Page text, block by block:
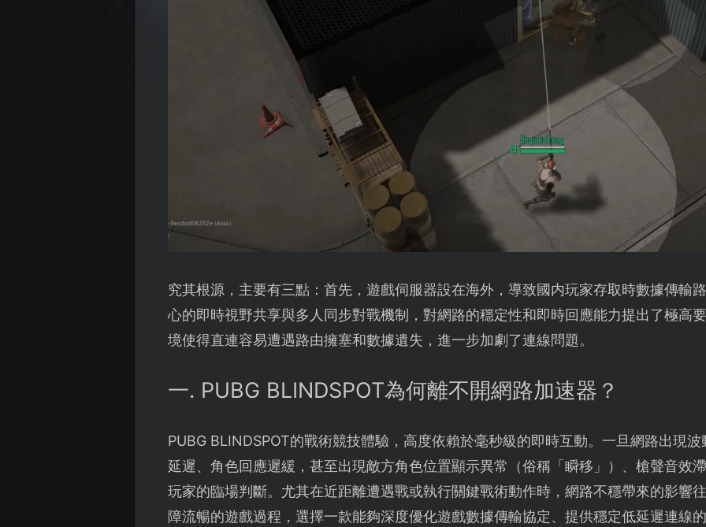
究其根源，主要有三點：首先，遊戲伺服器設在海外，導致國内玩家存取時數據傳輸
心的即時視野共享與多人同步對戰機制，對網路的穩定性和即時回應能力提出了極高
境使得直連容易遭遇路由擁塞和數據遺失，進一步加劇了連線問題。
一. PUBG BLINDSPOT為何離不開網路加速器？
PUBG BLINDSPOT的戰術競技體驗，高度依賴於毫秒級的即時互動。一旦網路出現
延遲、角色回應遲緩，甚至出現敵方角色位置顯示異常（俗稱「瞬移」）、槍聲音效
玩家的臨場判斷。尤其在近距離遭遇戰或執行關鍵戰術動作時，網路不穩帶來的影響
障流暢的遊戲過程，選擇一款能夠深度優化遊戲數據傳輸協定、提供穩定低延遲連線